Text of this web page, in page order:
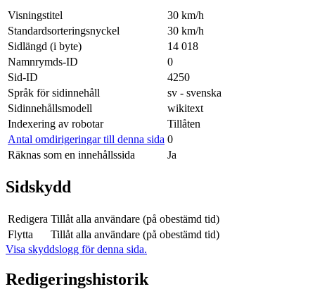
Visningstitel
30 km/h
Standardsorteringsnyckel
30 km/h
Sidlängd (i byte)
14 018
Namnrymds-ID
0
Sid-ID
4250
Språk för sidinnehåll
sv - svenska
Sidinnehållsmodell
wikitext
Indexering av robotar
Tillåten
Antal omdirigeringar till denna sida 0
Räknas som en innehållssida
Ja
Sidskydd
Redigera Tillåt alla användare (på obestämd tid)
Flytta
Tillåt alla användare (på obestämd tid)
Visa skyddslogg för denna sida.
Redigeringshistorik